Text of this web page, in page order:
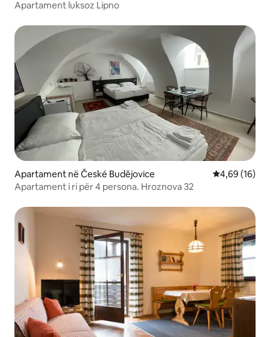
Apartament luksoz Lipno
Apartament në České Budějovice Vlerësimi
4,69 (16)
Apartament i ri për 4 persona. Hroznova 32